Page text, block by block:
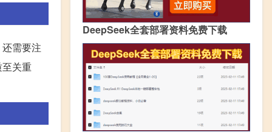
需要注
关重
DeepSeek全套部署资料免费下载